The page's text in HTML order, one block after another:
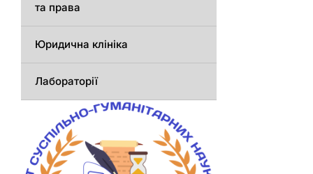
та права
Юридична клініка
Лабораторії